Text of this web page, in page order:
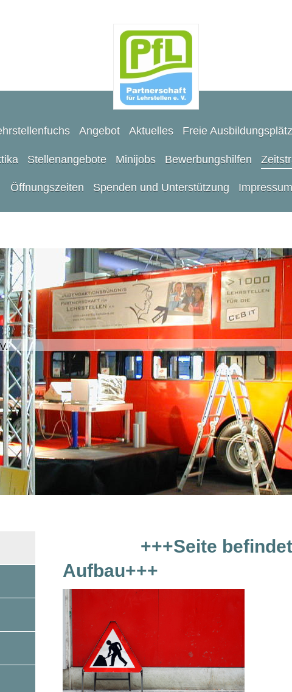
Angebot Aktuelles Freie
Stellenangebote Minijobs Bewerbungshilfen
Öffnungszeiten Spenden und Unterstützung Impressum
+++Seite befindet
Aufbau+++